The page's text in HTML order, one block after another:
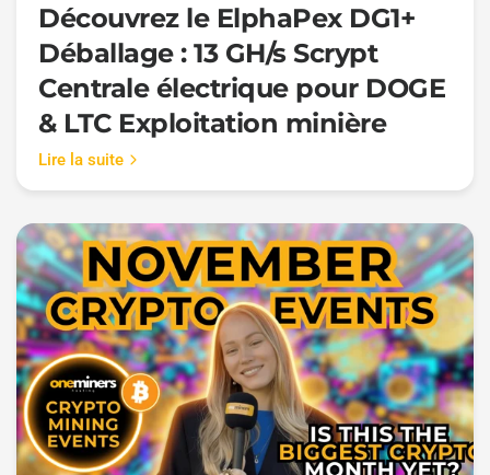
Découvrez le ElphaPex DG1+
Déballage : 13 GH/s Scrypt
Centrale électrique pour DOGE
& LTC Exploitation minière
Lire la suite